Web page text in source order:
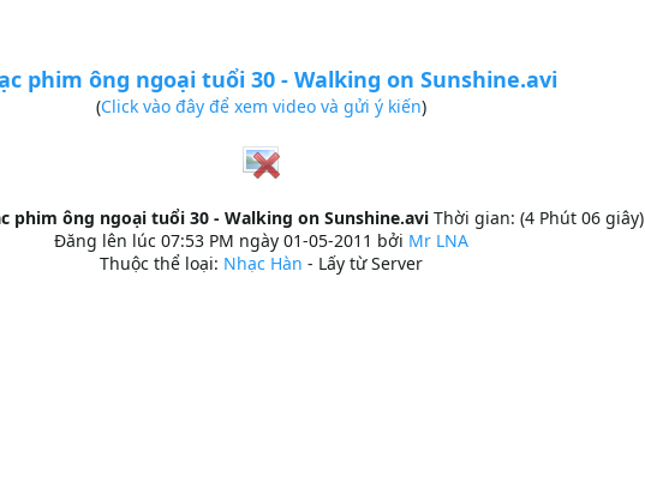
phim ông ngoại tuổi 30 - Walking on Sunshine.avi
(Click vào đây để xem video và gửi ý kiến)
phim ông ngoại tuổi 30 - Walking on Sunshine.aviThời gian: (4 Phút 06 giây)
Đăng lên lúc 07:53 PM ngày 01-05-2011 bởi Mr LNA
Thuộc thể loại: Nhạc Hàn - Lấy từ Server